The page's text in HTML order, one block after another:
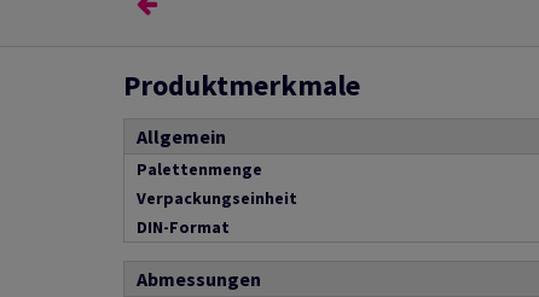
Produktmerkmale
Allgemein
Palettenmenge
Verpackungseinheit
DIN-Format
Abmessungen